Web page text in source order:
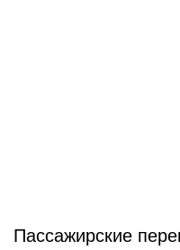
Пассажирские